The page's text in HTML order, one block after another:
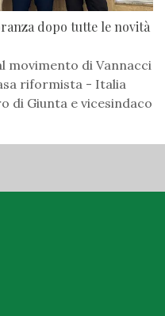
dopo tutte le novità
movimento di Vannacci
riformista - Italia
di Giunta e vicesindaco